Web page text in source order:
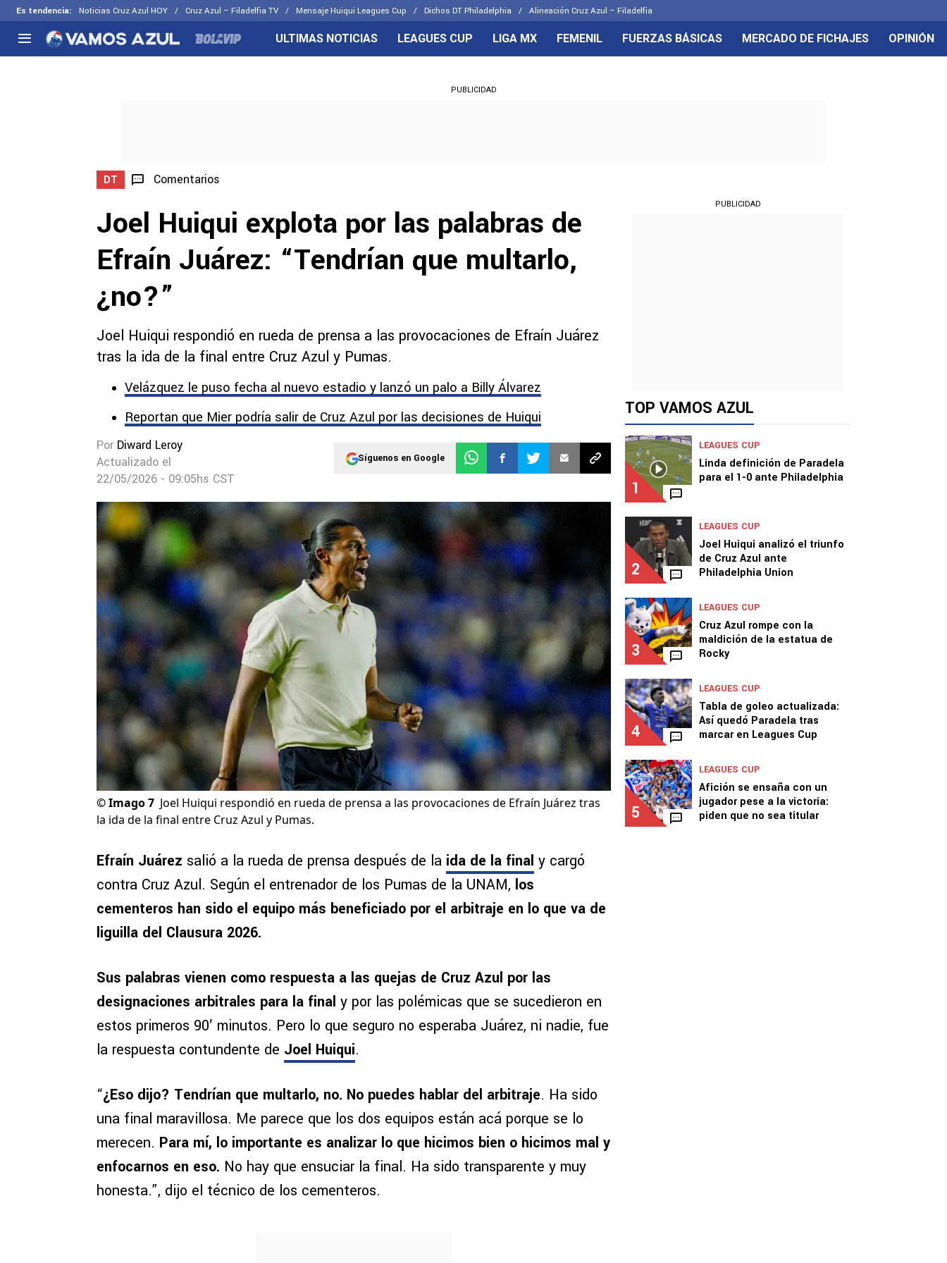
Es tendencia: Noticias Cruz Azul HOY Cruz Azul – Filadelfia TV Mensaje Huiqui Leagues Cup Dichos DT Philadelphia Alineación Cruz Azul – Filadelfia
Selección Mexicana
CELESTES
ULTIMAS NOTICIAS LEAGUES CUP LIGA MX FEMENIL FUERZAS BÁSICAS MERCADO DE FICHAJES OPINIÓN
PUBLICIDAD
DT Comentarios
Joel Huiqui explota por las palabras de
Efraín Juárez: “Tendrían que multarlo,
¿no?”
Joel Huiqui respondió en rueda de prensa a las provocaciones de Efraín Juárez
tras la ida de la final entre Cruz Azul y Pumas.
Velázquez le puso fecha al nuevo estadio y lanzó un palo a Billy Álvarez
Reportan que Mier podría salir de Cruz Azul por las decisiones de Huiqui
Por Diward Leroy
Actualizado el
22/05/2026 - 09:05hs CST
Síguenos en Google
©Imago 7 Joel Huiqui respondió en rueda de prensa a las provocaciones de Efraín Juárez tras
la ida de la final entre Cruz Azul y Pumas.
Efraín Juárez salió a la rueda de prensa después de la ida de la final y cargó
contra Cruz Azul. Según el entrenador de los Pumas de la UNAM, los
cementeros han sido el equipo más beneficiado por el arbitraje en lo que va de
liguilla del Clausura 2026.
Sus palabras vienen como respuesta a las quejas de Cruz Azul por las
designaciones arbitrales para la final y por las polémicas que se sucedieron en
estos primeros 90′ minutos. Pero lo que seguro no esperaba Juárez, ni nadie, fue
la respuesta contundente de Joel Huiqui.
“¿Eso dijo? Tendrían que multarlo, no. No puedes hablar del arbitraje. Ha sido
una final maravillosa. Me parece que los dos equipos están acá porque se lo
merecen. Para mí, lo importante es analizar lo que hicimos bien o hicimos mal y
enfocarnos en eso. No hay que ensuciar la final. Ha sido transparente y muy
honesta.”, dijo el técnico de los cementeros.
PUBLICIDAD
TOP VAMOS AZUL
1
LEAGUES CUP
Linda definición de Paradela
para el 1-0 ante Philadelphia
2
LEAGUES CUP
Joel Huiqui analizó el triunfo
de Cruz Azul ante
Philadelphia Union
3
LEAGUES CUP
Cruz Azul rompe con la
maldición de la estatua de
Rocky
4
LEAGUES CUP
Tabla de goleo actualizada:
Así quedó Paradela tras
marcar en Leagues Cup
5
LEAGUES CUP
Afición se ensaña con un
jugador pese a la victoria:
piden que no sea titular